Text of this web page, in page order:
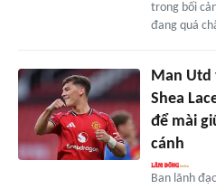
trong bối
đang quá
Man Utd
Shea
để mài
cánh
Ban lãnh